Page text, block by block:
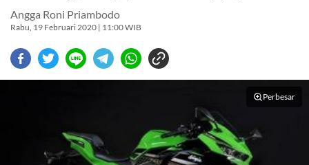
Angga Roni Priambodo
Rabu, 19 Februari 2020 | 11:00 WIB
Perbesar